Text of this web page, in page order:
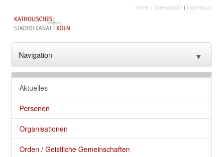
Home | Datenschutz | Impressum
Navigation ▼
??? NavText ???
??? NavText ???
Stadtkirche
Kirche vor Ort
Aktuelles
Personen
Organisationen
Orden / Geistliche Gemeinschaften